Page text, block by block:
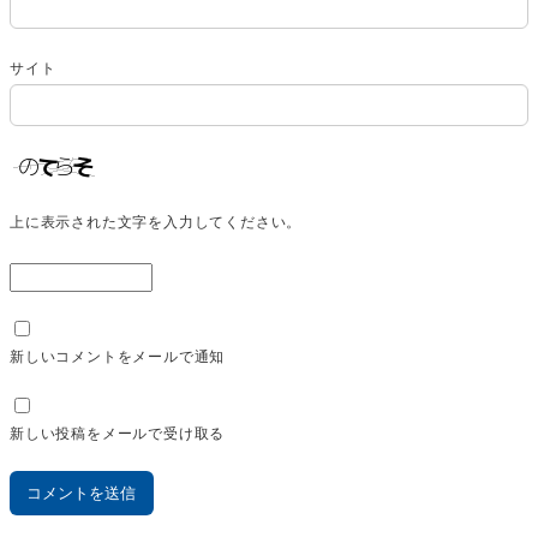
サイト
上に表示された文字を入力してください。
新しいコメントをメールで通知
新しい投稿をメールで受け取る